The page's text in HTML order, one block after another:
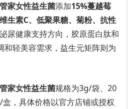
家女性益生菌添加15%蔓越莓
生素C、低聚果糖、菊粉、抗性
尿健康支持方向，胶原蛋白肽和
和轻美容需求，益生元矩阵则为
家女性益生菌规格为3g/袋、20
，具体价格以官方店铺或授权